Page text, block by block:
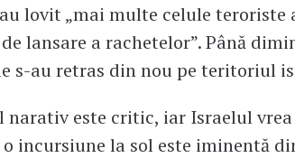
lovit „mai multe celule teroriste
lansare a rachetelor”. Până
s-au retras din nou pe teritoriul
narativ este critic, iar Israelul vrea
incursiune la sol este iminentă